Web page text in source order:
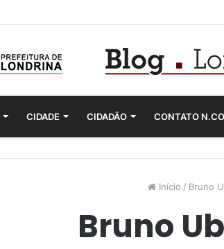
CIDADE CIDADÃO CONTATO
Início / Bruno
Bruno